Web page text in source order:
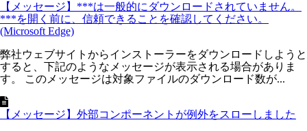
【メッセージ】***は一般的にダウンロードされていません。
***を開く前に、信頼できることを確認してください。
(Microsoft Edge)
弊社ウェブサイトからインストーラーをダウンロードしようと
すると、下記のようなメッセージが表示される場合がありま
す。 このメッセージは対象ファイルのダウンロード数が...
【メッセージ】外部コンポーネントが例外をスローしました